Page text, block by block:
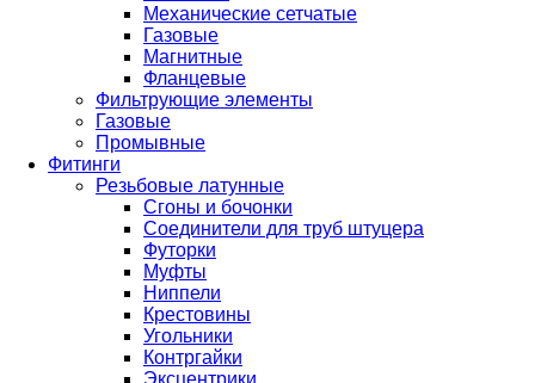
Механические сетчатые
Газовые
Магнитные
Фланцевые
Фильтрующие элементы
Газовые
Промывные
Фитинги
Резьбовые латунные
Сгоны и бочонки
Соединители для труб штуцера
Футорки
Муфты
Ниппели
Крестовины
Угольники
Контргайки
Эксцентрики